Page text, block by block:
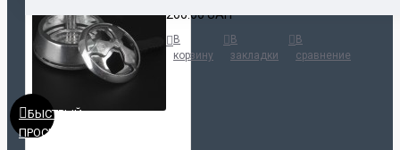
БЫСТРЫЙ
ПРОСМОТР
200.00 UAH
В
корзину
В
закладки
В
сравнение